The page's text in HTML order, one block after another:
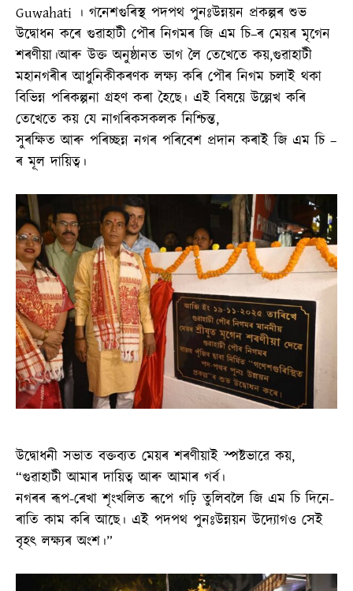
Guwahati । গনেশগুৰিস্থ পদপথ পুনঃউন্নয়ন প্ৰকল্পৰ শুভ
উদ্বোধন কৰে গুৱাহাটী পৌৰ নিগমৰ জি এম চি–ৰ মেয়ৰ মৃগেন
শৰণীয়া।আৰু উক্ত অনুষ্ঠানত ভাগ লৈ তেখেতে কয়,গুৱাহাটী
মহানগৰীৰ আধুনিকীকৰণক লক্ষ্য কৰি পৌৰ নিগম চলাই থকা
বিভিন্ন পৰিকল্পনা গ্ৰহণ কৰা হৈছে। এই বিষয়ে উল্লেখ কৰি
তেখেতে কয় যে নাগৰিকসকলক নিশ্চিন্ত,
সুৰক্ষিত আৰু পৰিচ্ছন্ন নগৰ পৰিবেশ প্ৰদান কৰাই জি এম চি –
ৰ মূল দায়িত্ব।
উদ্বোধনী সভাত বক্তব্যত মেয়ৰ শৰণীয়াই স্পষ্টভাৱে কয়,
“গুৱাহাটী আমাৰ দায়িত্ব আৰু আমাৰ গৰ্ব।
নগৰৰ ৰূপ-ৰেখা শৃংখলিত ৰূপে গঢ়ি তুলিবলৈ জি এম চি দিনে-
ৰাতি কাম কৰি আছে। এই পদপথ পুনঃউন্নয়ন উদ্যোগও সেই
বৃহৎ লক্ষ্যৰ অংশ।”